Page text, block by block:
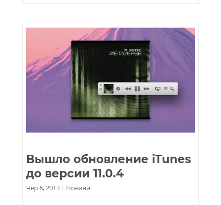
Вышло обновление iTunes
до версии 11.0.4
Чер 6, 2013| Новини